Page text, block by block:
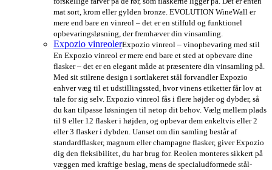
mat sort, krom eller gylden bronze. EVOLUTION WineWall er
mere end bare en vinreol – det er en stilfuld og funktionel
opbevaringsløsning, der fremhæver din vinsamling.
Expozio vinreolerExpozio vinreol – vinopbevaring med stil
En Expozio vinreol er mere end bare et sted at opbevare dine
flasker – det er en elegant måde at præsentere din vinsamling på.
Med sit stilrene design i sortlakeret stål forvandler Expozio
enhver væg til et udstillingssted, hvor vinens etiketter får lov at
tale for sig selv. Expozio vinreol fås i flere højder og dybder, så
du kan tilpasse løsningen til netop dit behov. Vælg mellem plads
til 9 eller 12 flasker i højden, og opbevar dem enkeltvis eller 2
eller 3 flasker i dybden. Uanset om din samling består af
standardflasker, magnum eller champagne flasker, giver Expozio
dig den fleksibilitet, du har brug for. Reolen monteres sikkert på
væggen med kraftige beslag, mens de specialudformede stål-